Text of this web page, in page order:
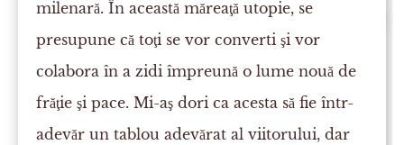
milenară. În această măreaţă utopie, se
presupune că toţi se vor converti şi vor
colabora în a zidi împreună o lume nouă de
frăţie şi pace. Mi-aş dori ca acesta să fie într-
adevăr un tablou adevărat al viitorului, dar